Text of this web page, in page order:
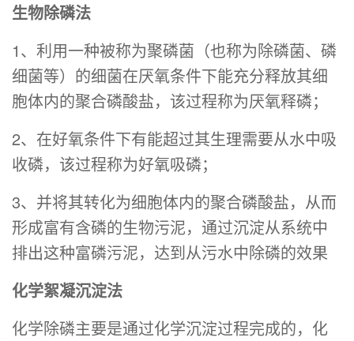
生物除磷法
1、利用一种被称为聚磷菌（也称为除磷菌、磷
细菌等）的细菌在厌氧条件下能充分释放其细
胞体内的聚合磷酸盐，该过程称为厌氧释磷；
2、在好氧条件下有能超过其生理需要从水中吸
收磷，该过程称为好氧吸磷；
3、并将其转化为细胞体内的聚合磷酸盐，从而
形成富有含磷的生物污泥，通过沉淀从系统中
排出这种富磷污泥，达到从污水中除磷的效果
化学絮凝沉淀法
化学除磷主要是通过化学沉淀过程完成的，化